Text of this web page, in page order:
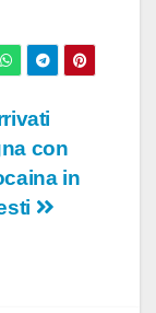
con
in